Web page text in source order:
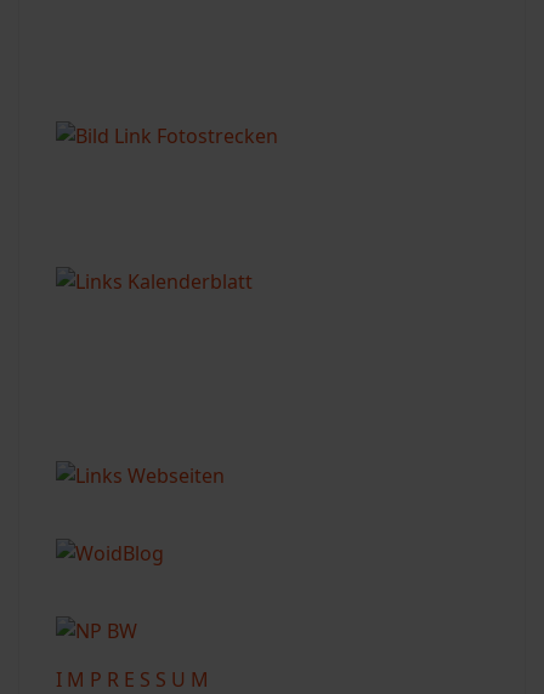
I M P R E S S U M